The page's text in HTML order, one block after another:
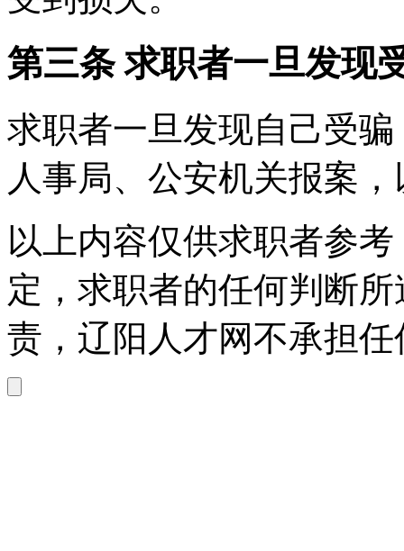
第三条 求职者一旦发现
求职者一旦发现自己受
人事局、公安机关报案
以上内容仅供求职者参
定，求职者的任何判断
责，辽阳人才网不承担